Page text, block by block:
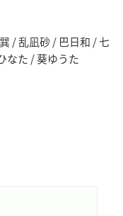
/ 乱凪砂 / 巴日和 / 七
なた / 葵ゆうた